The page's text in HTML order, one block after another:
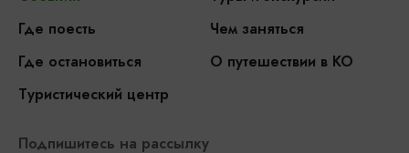
Где поесть
Чем заняться
Где остановиться
О путешествии в КО
Туристический центр
Подпишитесь на рассылку